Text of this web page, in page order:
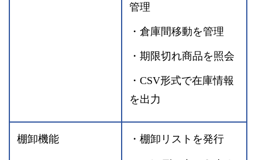
管理
・倉庫間移動を管理
・期限切れ商品を照会
・CSV形式で在庫情報
を出力
棚卸機能 ・棚卸リストを発行